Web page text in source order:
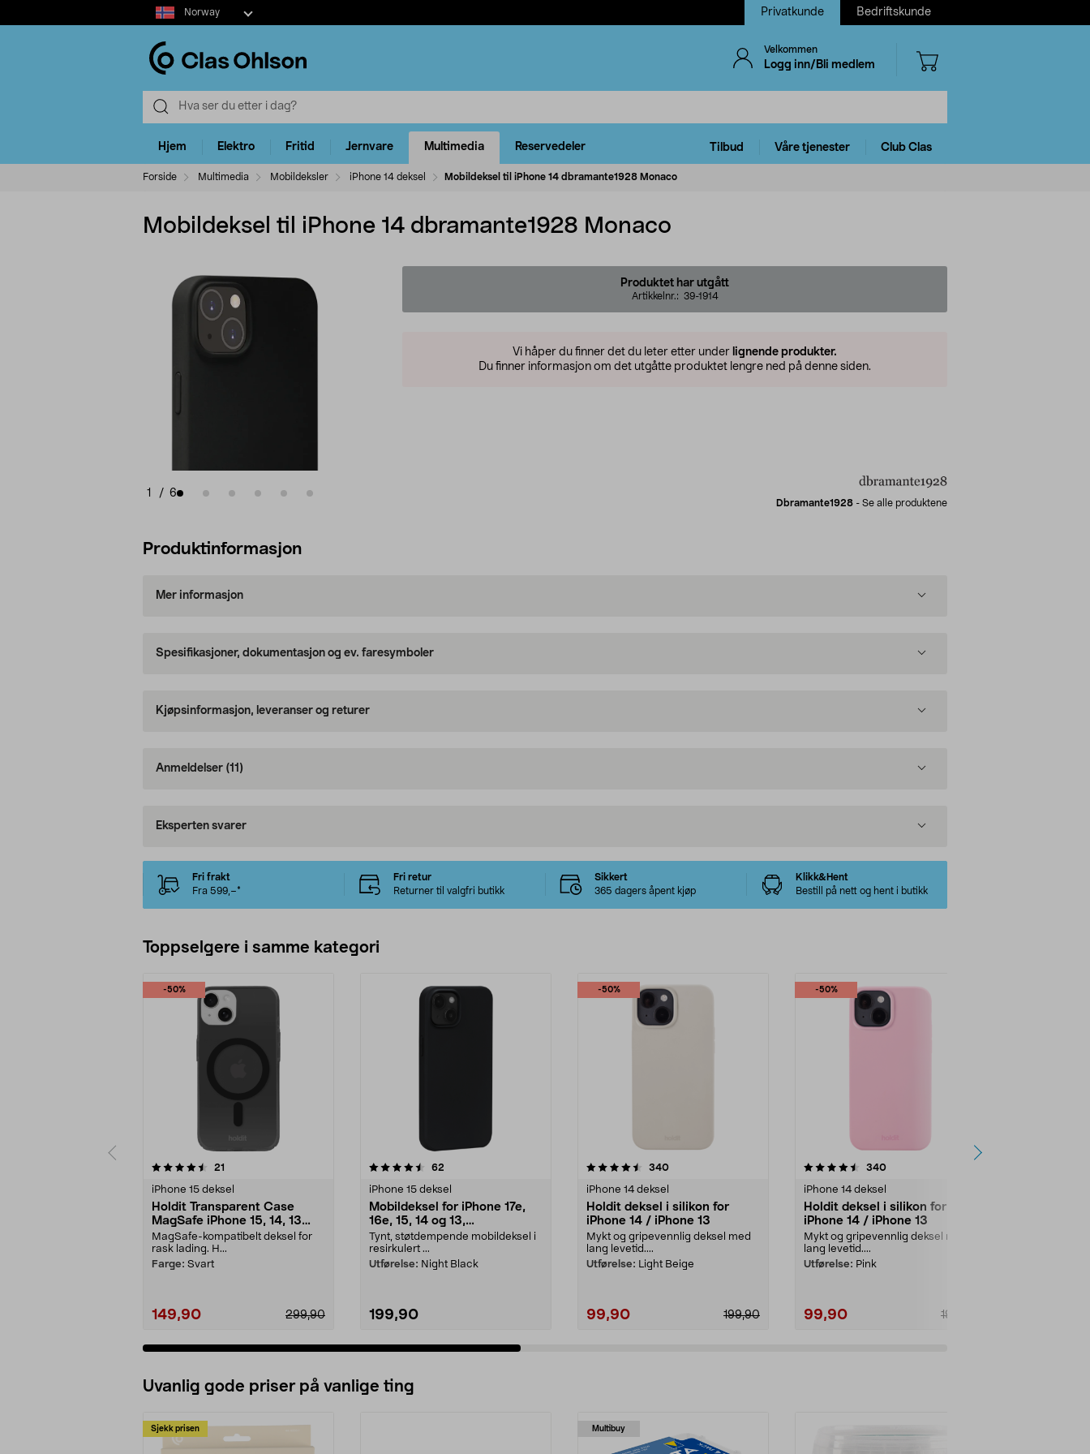
Select
market
Norway Privatkunde Bedriftskunde
Velkommen
Logg inn/Bli medlem
Hjem Elektro Fritid Jernvare Multimedia Reservedeler Tilbud Våre tjenester Club Clas
Forside Multimedia Mobildeksler iPhone 14 deksel Mobildeksel til iPhone 14 dbramante1928 Monaco
Mobildeksel til iPhone 14 dbramante1928 Monaco
1 / 6
Produktet har utgått
Artikkelnr.: 39-1914
Vi håper du finner det du leter etter under lignende produkter.
Du finner informasjon om det utgåtte produktet lengre ned på denne siden.
Dbramante1928 - Se alle produktene
Produktinformasjon
Mer informasjon
Spesifikasjoner, dokumentasjon og ev. faresymboler
Kjøpsinformasjon, leveranser og returer
Anmeldelser (11)
Eksperten svarer
Fri frakt
Fra 599,–*
Fri retur
Returner til valgfri butikk
Sikkert
365 dagers åpent kjøp
Klikk&Hent
Bestill på nett og hent i butikk
Toppselgere i samme kategori
-50%
21
iPhone 15 deksel
Holdit Transparent Case
MagSafe iPhone 15, 14, 13
mobildeksel
MagSafe-kompatibelt deksel for
rask lading. H...
Farge: Svart
149,90 299,90
4.5 av 5 stjerner 62
iPhone 15 deksel
Mobildeksel for iPhone 17e,
16e, 15, 14 og 13,
dbramante1928 Greenland
Tynt, støtdempende mobildeksel i
resirkulert ...
Utførelse: Night Black
199,90
-50%
4.5 av 5 stjerner 340anmeldelser
iPhone 14 deksel
Holdit deksel i silikon for
iPhone 14 / iPhone 13
Mykt og gripevennlig deksel med
lang levetid....
Utførelse: Light Beige
99,90 199,90
-50%
4.5 av 5 stjerner 340anmeldelser
iPhone 14 deksel
Holdit deksel i silikon for
iPhone 14 / iPhone 13
Mykt og gripevennlig deksel med
lang levetid....
Utførelse: Pink
99,90 199,90
4.5 av 5 stjerner
Uvanlig gode priser på vanlige ting
Sjekk prisen Multibuy